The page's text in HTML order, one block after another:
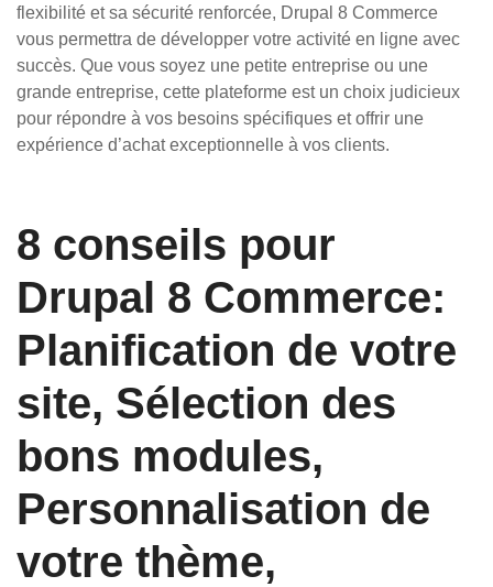
flexibilité et sa sécurité renforcée, Drupal 8 Commerce
vous permettra de développer votre activité en ligne avec
succès. Que vous soyez une petite entreprise ou une
grande entreprise, cette plateforme est un choix judicieux
pour répondre à vos besoins spécifiques et offrir une
expérience d’achat exceptionnelle à vos clients.
8 conseils pour
Drupal 8 Commerce:
Planification de votre
site, Sélection des
bons modules,
Personnalisation de
votre thème,